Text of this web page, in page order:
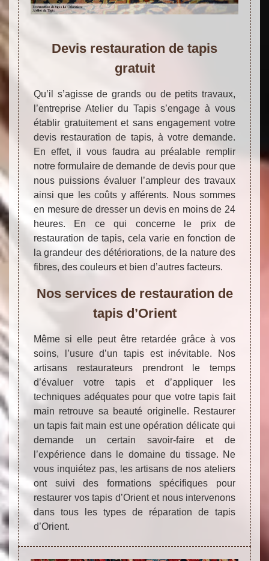
Devis restauration de tapis
gratuit
Qu’il s’agisse de grands ou de petits travaux,
l’entreprise Atelier du Tapis s’engage à vous
établir gratuitement et sans engagement votre
devis restauration de tapis, à votre demande.
En effet, il vous faudra au préalable remplir
notre formulaire de demande de devis pour que
nous puissions évaluer l’ampleur des travaux
ainsi que les coûts y afférents. Nous sommes
en mesure de dresser un devis en moins de 24
heures. En ce qui concerne le prix de
restauration de tapis, cela varie en fonction de
la grandeur des détériorations, de la nature des
fibres, des couleurs et bien d’autres facteurs.
Nos services de restauration de
tapis d’Orient
Même si elle peut être retardée grâce à vos
soins, l’usure d’un tapis est inévitable. Nos
artisans restaurateurs prendront le temps
d’évaluer votre tapis et d’appliquer les
techniques adéquates pour que votre tapis fait
main retrouve sa beauté originelle. Restaurer
un tapis fait main est une opération délicate qui
demande un certain savoir-faire et de
l’expérience dans le domaine du tissage. Ne
vous inquiétez pas, les artisans de nos ateliers
ont suivi des formations spécifiques pour
restaurer vos tapis d’Orient et nous intervenons
dans tous les types de réparation de tapis
d’Orient.